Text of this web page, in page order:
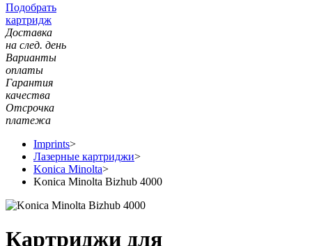
Подобрать
картридж
Доставка
на след. день
Варианты
оплаты
Гарантия
качества
Отсрочка
платежа
Imprints>
Лазерные картриджи>
Konica Minolta>
Konica Minolta Bizhub 4000
Картриджи для